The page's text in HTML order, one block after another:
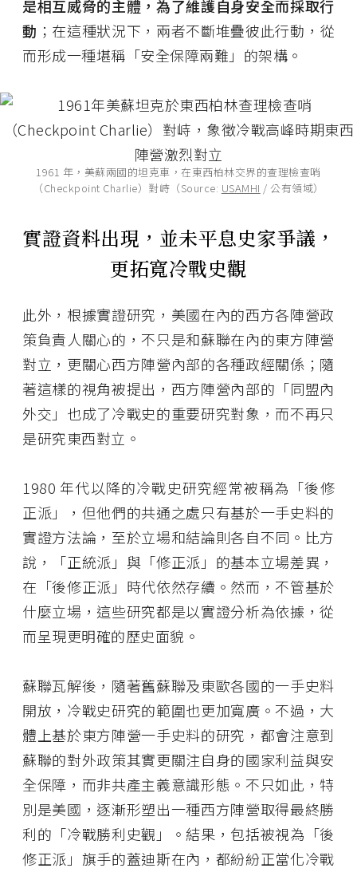
是相互威脅的主體，為了維護自身安全而採取行
動 ；在這種狀況下，兩者不斷堆疊彼此行動，從
而形成一種堪稱「安全保障兩難」的架構。
1961 年，美蘇兩國的坦克車，在東西柏林交界的查理檢查哨
（Checkpoint Charlie）對峙（Source: USAMHI / 公有領域）
實證資料出現，並未平息史家爭議，
更拓寬冷戰史觀
此外，根據實證研究，美國在內的西方各陣營政
策負責人關心的，不只是和蘇聯在內的東方陣營
對立，更關心西方陣營內部的各種政經關係；隨
著這樣的視角被提出，西方陣營內部的「同盟內
外交」也成了冷戰史的重要研究對象，而不再只
是研究東西對立。
1980 年代以降的冷戰史研究經常被稱為「後修
正派」，但他們的共通之處只有基於一手史料的
實證方法論，至於立場和結論則各自不同。比方
說，「正統派」與「修正派」的基本立場差異，
在「後修正派」時代依然存續。然而，不管基於
什麼立場，這些研究都是以實證分析為依據，從
而呈現更明確的歷史面貌。
蘇聯瓦解後，隨著舊蘇聯及東歐各國的一手史料
開放，冷戰史研究的範圍也更加寬廣。不過，大
體上基於東方陣營一手史料的研究，都會注意到
蘇聯的對外政策其實更關注自身的國家利益與安
全保障，而非共產主義意識形態。不只如此，特
別是美國，逐漸形塑出一種西方陣營取得最終勝
利的「冷戰勝利史觀」。結果，包括被視為「後
修正派」旗手的蓋迪斯在內，都紛紛正當化冷戰